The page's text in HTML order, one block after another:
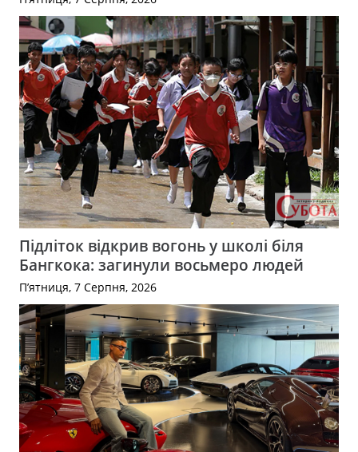
Підліток відкрив вогонь у школі біля
Бангкока: загинули восьмеро людей
П’ятниця, 7 Серпня, 2026